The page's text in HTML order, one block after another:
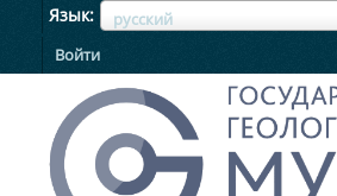
Язык русский
ЯзыкЯзык
Войти